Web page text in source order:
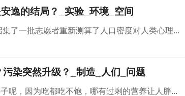
逸的结局？_实验_环境_空间
了一批志愿者重新测算了人口密度对人类心理...
染突然升级？_制造_人们_问题
呢，因为吃都吃不饱，哪有过剩的营养让人胖...